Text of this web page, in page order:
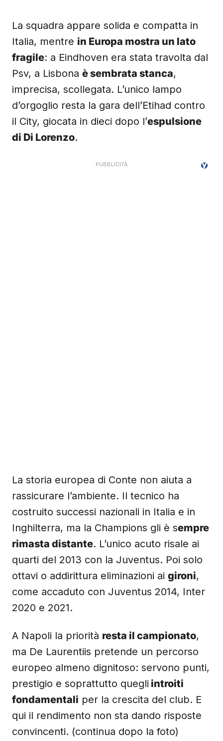
La squadra appare solida e compatta in
Italia, mentre in Europa mostra un lato
fragile: a Eindhoven era stata travolta dal
Psv, a Lisbona è sembrata stanca,
imprecisa, scollegata. L’unico lampo
d’orgoglio resta la gara dell’Etihad contro
il City, giocata in dieci dopo l’espulsione
di Di Lorenzo.
La storia europea di Conte non aiuta a
rassicurare l’ambiente. Il tecnico ha
costruito successi nazionali in Italia e in
Inghilterra, ma la Champions gli è sempre
rimasta distante. L’unico acuto risale ai
quarti del 2013 con la Juventus. Poi solo
ottavi o addirittura eliminazioni ai gironi,
come accaduto con Juventus 2014, Inter
2020 e 2021.
A Napoli la priorità resta il campionato,
ma De Laurentiis pretende un percorso
europeo almeno dignitoso: servono punti,
prestigio e soprattutto quegli introiti
fondamentali per la crescita del club. E
qui il rendimento non sta dando risposte
convincenti. (continua dopo la foto)